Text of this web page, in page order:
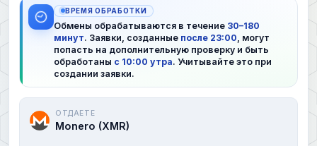
ВРЕМЯ ОБРАБОТКИ
Обмены обрабатываются в течение 30–180
минут. Заявки, созданные после 23:00 , могут
попасть на дополнительную проверку и быть
обработаны с 10:00 утра. Учитывайте это при
создании заявки.
ОТДАЕТЕ
Monero (XMR)